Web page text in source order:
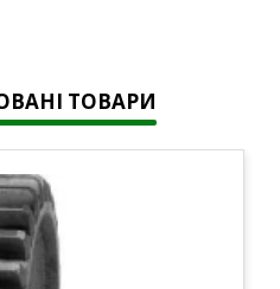
ТОВАРИ